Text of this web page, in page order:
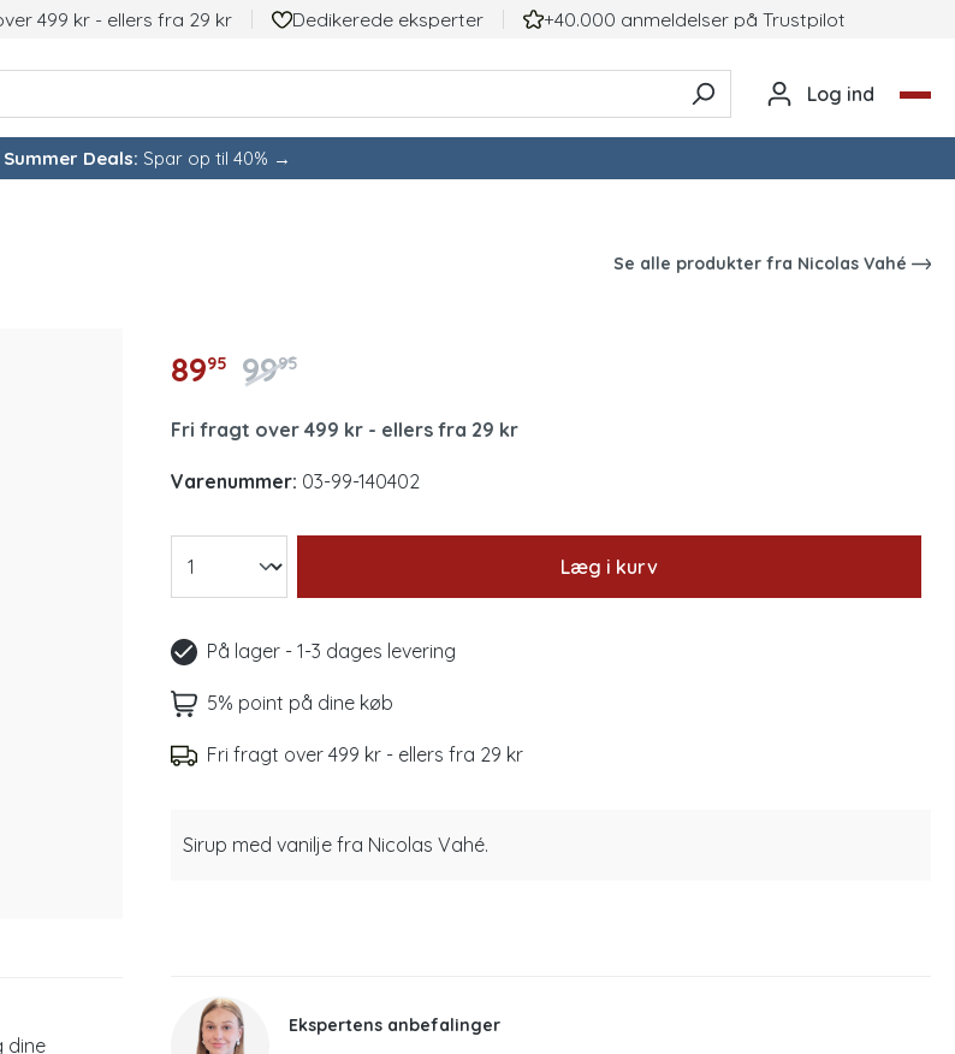
499 kr - ellers fra 29 kr Dedikerede eksperter +40.000 anmeldelser på TrustpiIot
Log ind
Summer Deals: Spar op til 40% →
Se alle produkter fra Nicolas Vahé
8995 9995
Fri fragt over 499 kr - ellers fra 29 kr
Varenummer: 03-99-140402
Læg i kurv
På lager - 1-3 dages levering
5% point på dine køb
Fri fragt over 499 kr - ellers fra 29 kr
Sirup med vanilje fra Nicolas Vahé.
dine
Ekspertens anbefalinger